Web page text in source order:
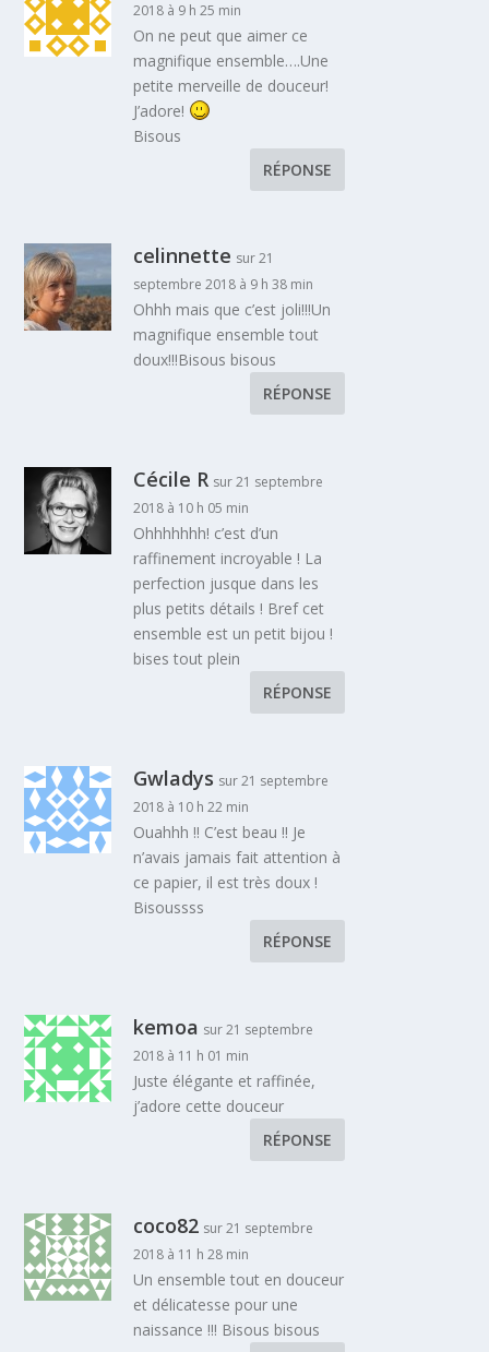
2018 à 9 h 25 min
On ne peut que aimer ce
magnifique ensemble….Une
petite merveille de douceur!
J’adore!
Bisous
RÉPONSE
celinnette sur 21
septembre 2018 à 9 h 38 min
Ohhh mais que c’est joli!!!Un
magnifique ensemble tout
doux!!!Bisous bisous
RÉPONSE
Cécile R sur 21 septembre
2018 à 10 h 05 min
Ohhhhhhh! c’est d’un
raffinement incroyable ! La
perfection jusque dans les
plus petits détails ! Bref cet
ensemble est un petit bijou !
bises tout plein
RÉPONSE
Gwladys sur 21 septembre
2018 à 10 h 22 min
Ouahhh !! C’est beau !! Je
n’avais jamais fait attention à
ce papier, il est très doux !
Bisoussss
RÉPONSE
kemoa sur 21 septembre
2018 à 11 h 01 min
Juste élégante et raffinée,
j’adore cette douceur
RÉPONSE
coco82 sur 21 septembre
2018 à 11 h 28 min
Un ensemble tout en douceur
et délicatesse pour une
naissance !!! Bisous bisous